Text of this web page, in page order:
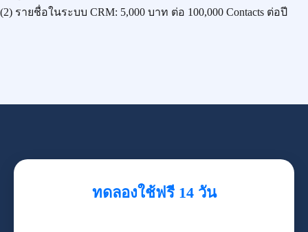
(2) รายชื่อในระบบ CRM: 5,000 บาท ต่อ 100,000 Contacts ต่อปี
ทดลองใช้ฟรี 14 วัน